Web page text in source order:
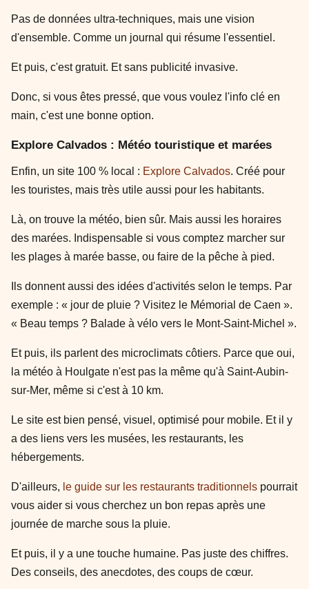
Pas de données ultra-techniques, mais une vision
d'ensemble. Comme un journal qui résume l'essentiel.
Et puis, c'est gratuit. Et sans publicité invasive.
Donc, si vous êtes pressé, que vous voulez l'info clé en
main, c'est une bonne option.
Explore Calvados : Météo touristique et marées
Enfin, un site 100 % local : Explore Calvados. Créé pour
les touristes, mais très utile aussi pour les habitants.
Là, on trouve la météo, bien sûr. Mais aussi les horaires
des marées. Indispensable si vous comptez marcher sur
les plages à marée basse, ou faire de la pêche à pied.
Ils donnent aussi des idées d'activités selon le temps. Par
exemple : « jour de pluie ? Visitez le Mémorial de Caen ».
« Beau temps ? Balade à vélo vers le Mont-Saint-Michel ».
Et puis, ils parlent des microclimats côtiers. Parce que oui,
la météo à Houlgate n'est pas la même qu'à Saint-Aubin-
sur-Mer, même si c'est à 10 km.
Le site est bien pensé, visuel, optimisé pour mobile. Et il y
a des liens vers les musées, les restaurants, les
hébergements.
D'ailleurs, le guide sur les restaurants traditionnels pourrait
vous aider si vous cherchez un bon repas après une
journée de marche sous la pluie.
Et puis, il y a une touche humaine. Pas juste des chiffres.
Des conseils, des anecdotes, des coups de cœur.